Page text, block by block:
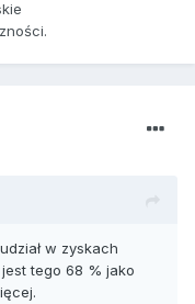
w zyskach
tego 68 % jako